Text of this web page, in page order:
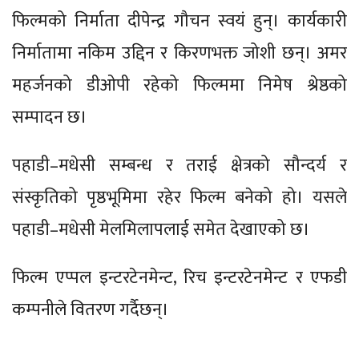
फिल्मको निर्माता दीपेन्द्र गौचन स्वयं हुन्। कार्यकारी
निर्मातामा नकिम उद्दिन र किरणभक्त जोशी छन्। अमर
महर्जनको डीओपी रहेको फिल्ममा निमेष श्रेष्ठको
सम्पादन छ।
पहाडी–मधेसी सम्बन्ध र तराई क्षेत्रको सौन्दर्य र
संस्कृतिको पृष्ठभूमिमा रहेर फिल्म बनेको हो। यसले
पहाडी–मधेसी मेलमिलापलाई समेत देखाएको छ।
फिल्म एप्पल इन्टरटेनमेन्ट, रिच इन्टरटेनमेन्ट र एफडी
कम्पनीले वितरण गर्दैछन्।